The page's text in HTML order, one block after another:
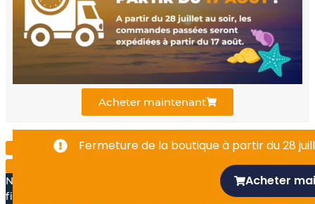
o
o
k
-
b
e
d
i
n
Acheter maintenant
Fermeture de la boutique à partir du 28
Acheter
Nous aimerions avec votre accord, utiliser vos données à des
fins statistiques et pour vous proposer des annonces